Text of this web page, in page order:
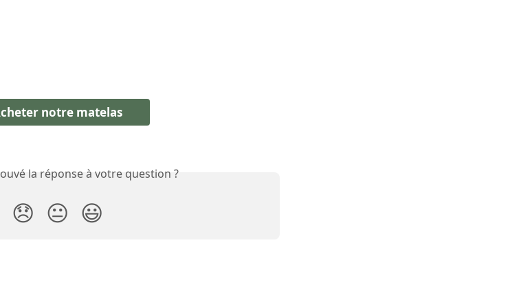
notre matelas
la réponse à votre question ?
😞 😐 😃